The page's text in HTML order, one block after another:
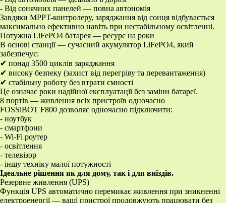
- Від сонячних панелей — повна автономія
Завдяки MPPT-контролеру, заряджання від сонця відбувається
максимально ефективно навіть при нестабільному освітленні.
Потужна LiFePO4 батарея — ресурс на роки
В основі станції — сучасний акумулятор LiFePO4, який
забезпечує:
✔ понад 3500 циклів заряджання
✔ високу безпеку (захист від перегріву та перевантаження)
✔ стабільну роботу без втрати ємності
Це означає роки надійної експлуатації без заміни батареї.
8 портів — живлення всіх пристроїв одночасно
FOSSiBOT F800 дозволяє одночасно підключити:
- ноутбук
- смартфони
- Wi-Fi роутер
- освітлення
- телевізор
- іншу техніку малої потужності
Ідеальне рішення як для дому, так і для виїздів.
Резервне живлення (UPS)
Функція UPS автоматично перемикає живлення при зникненні
електроенергії — ваші пристрої продовжують працювати без